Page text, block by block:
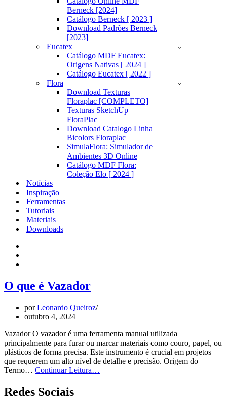
Berneck [2024]
Catálogo Berneck [ 2023 ]
Download Padrões Berneck
[2023]
Eucatex
Catálogo MDF Eucatex:
Origens Nativas [ 2024 ]
Catálogo Eucatex [ 2022 ]
Flora
Download Texturas
Floraplac [COMPLETO]
Texturas SketchUp
FloraPlac
Download Catalogo Linha
Bicolors Floraplac
SimulaFlora: Simulador de
Ambientes 3D Online
Catálogo MDF Flora:
Coleção Elo [ 2024 ]
Notícias
Inspiração
Ferramentas
Tutoriais
Materiais
Downloads
O que é Vazador
porLeonardo Queiroz
outubro 4, 2024
Vazador O vazador é uma ferramenta manual utilizada
principalmente para furar ou marcar materiais como couro, papel, ou
plásticos de forma precisa. Este instrumento é crucial em projetos
que requerem um alto nível de detalhe e precisão. Origem do
Termo… Continuar Leitura…
Redes Sociais